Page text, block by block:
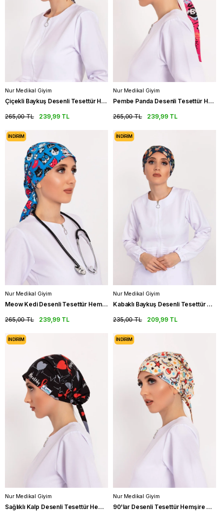
Nur Medikal Giyim
Çiçekli Baykuş Desenli Tesettür Hemşire Bonesi Doktor Cerrahi Bone
239,99 TL
265,00 TL
Nur Medikal Giyim
Pembe Panda Desenli Tesettür Hemşire Bonesi Doktor Cerrahi Bone
239,99 TL
265,00 TL
Nur Medikal Giyim
Meow Kedi Desenli Tesettür Hemşire Bonesi Doktor Cerrahi Bone
239,99 TL
265,00 TL
İNDIRIM
Nur Medikal Giyim
Kabaklı Baykuş Desenli Tesettür Hemşire Bonesi Doktor Cerrahi Bone
209,99 TL
235,00 TL
İNDIRIM
Nur Medikal Giyim
Sağlıklı Kalp Desenli Tesettür Hemşire Bonesi Doktor Cerrahi Bone
İNDIRIM
Nur Medikal Giyim
90'lar Desenli Tesettür Hemşire Bonesi Doktor Hekim Cerrahi Bone
İNDIRIM